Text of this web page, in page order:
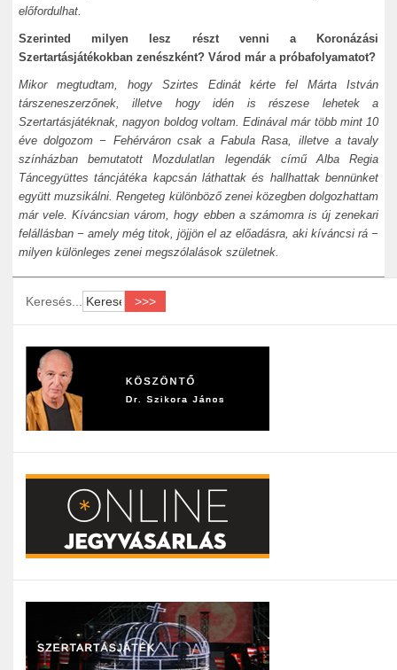
előfordulhat.
Szerinted milyen lesz részt venni a Koronázási
Szertartásjátékokban zenészként? Várod már a próbafolyamatot?
Mikor megtudtam, hogy Szirtes Edinát kérte fel Márta István
társzeneszerzőnek, illetve hogy idén is részese lehetek a
Szertartásjátéknak, nagyon boldog voltam. Edinával már több mint 10
éve dolgozom − Fehérváron csak a Fabula Rasa, illetve a tavaly
színházban bemutatott Mozdulatlan legendák című Alba Regia
Táncegyüttes táncjátéka kapcsán láthattak és hallhattak bennünket
együtt muzsikálni. Rengeteg különböző zenei közegben dolgozhattam
már vele. Kíváncsian várom, hogy ebben a számomra is új zenekari
felállásban − amely még titok, jöjjön el az előadásra, aki kíváncsi rá −
milyen különleges zenei megszólalások születnek.
Keresés...